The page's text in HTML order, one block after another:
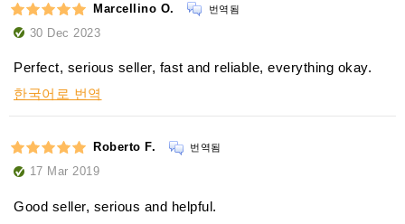
Marcellino O. 번역됨
30 Dec 2023
Perfect, serious seller, fast and reliable, everything okay.
한국어로 번역
Roberto F. 번역됨
17 Mar 2019
Good seller, serious and helpful.